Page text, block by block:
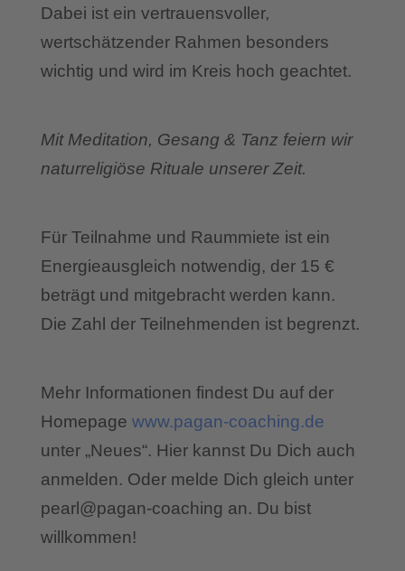
Dabei ist ein vertrauensvoller,
wertschätzender Rahmen besonders
wichtig und wird im Kreis hoch geachtet.
Mit Meditation, Gesang & Tanz feiern wir
naturreligiöse Rituale unserer Zeit.
Für Teilnahme und Raummiete ist ein
Energieausgleich notwendig, der 15 €
beträgt und mitgebracht werden kann.
Die Zahl der Teilnehmenden ist begrenzt.
Mehr Informationen findest Du auf der
Homepage www.pagan-coaching.de
unter „Neues“. Hier kannst Du Dich auch
anmelden. Oder melde Dich gleich unter
pearl@pagan-coaching an. Du bist
willkommen!